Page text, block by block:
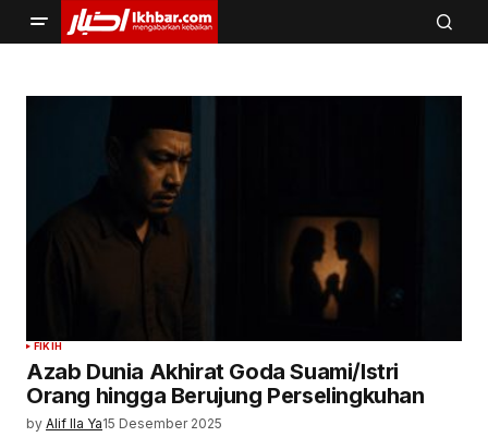
FIKIH
Azab Dunia Akhirat Goda Suami/Istri
Orang hingga Berujung Perselingkuhan
by Alif Ila Ya15 Desember 2025